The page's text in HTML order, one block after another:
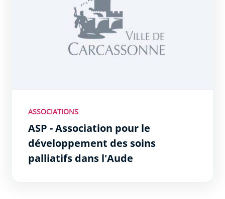
ASSOCIATIONS
ASP - Association pour le
développement des soins
palliatifs dans l'Aude